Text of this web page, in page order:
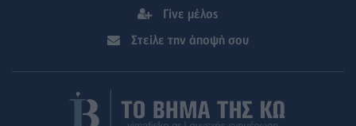
Γίνε μέλος
Στείλε την άποψή σου